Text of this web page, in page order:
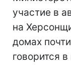
участие в
на
домах
говорится